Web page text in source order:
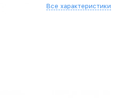
Все характеристики